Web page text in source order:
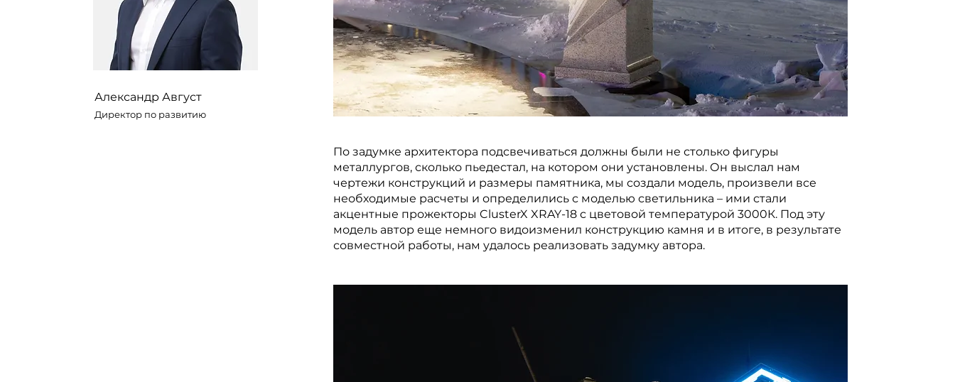
Александр Август
Директор по развитию
По задумке архитектора подсвечиваться должны были не столько фигуры
металлургов, сколько пьедестал, на котором они установлены. Он выслал нам
чертежи конструкций и размеры памятника, мы создали модель, произвели все
необходимые расчеты и определились с моделью светильника – ими стали
акцентные прожекторы ClusterX XRAY-18 с цветовой температурой 3000К. Под эту
модель автор еще немного видоизменил конструкцию камня и в итоге, в результате
совместной работы, нам удалось реализовать задумку автора.